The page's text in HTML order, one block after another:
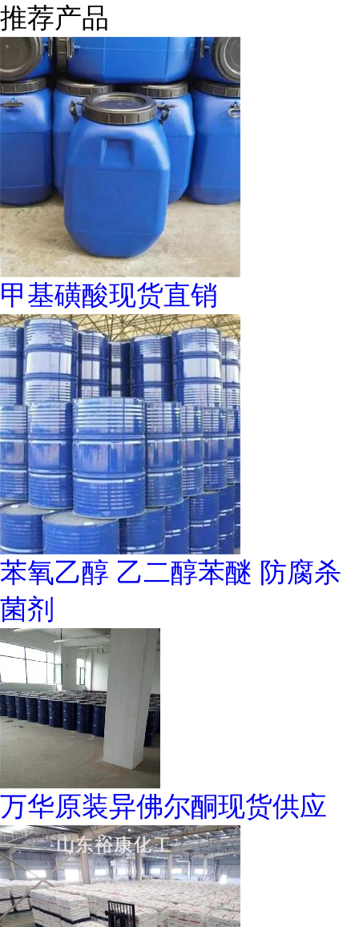
推荐产品
甲基磺酸现货直销
苯氧乙醇 乙二醇苯醚 防腐杀
菌剂
万华原装异佛尔酮现货供应